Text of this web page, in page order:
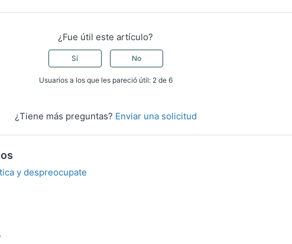
¿Fue útil este artículo?
Sí No
Usuarios a los que les pareció útil: 2 de 6
¿Tiene más preguntas? Enviar una solicitud
y despreocupate